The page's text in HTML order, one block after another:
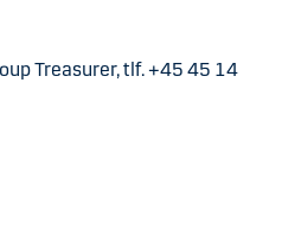
Treasurer, tlf. +45 45 14